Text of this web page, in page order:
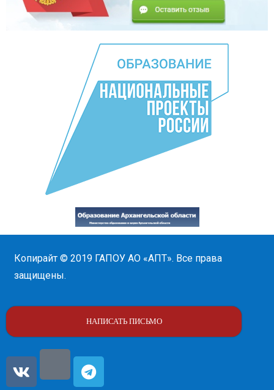
Копирайт © 2019 ГАПОУ АО «АПТ». Все права
защищены.
НАПИСАТЬ ПИСЬМО